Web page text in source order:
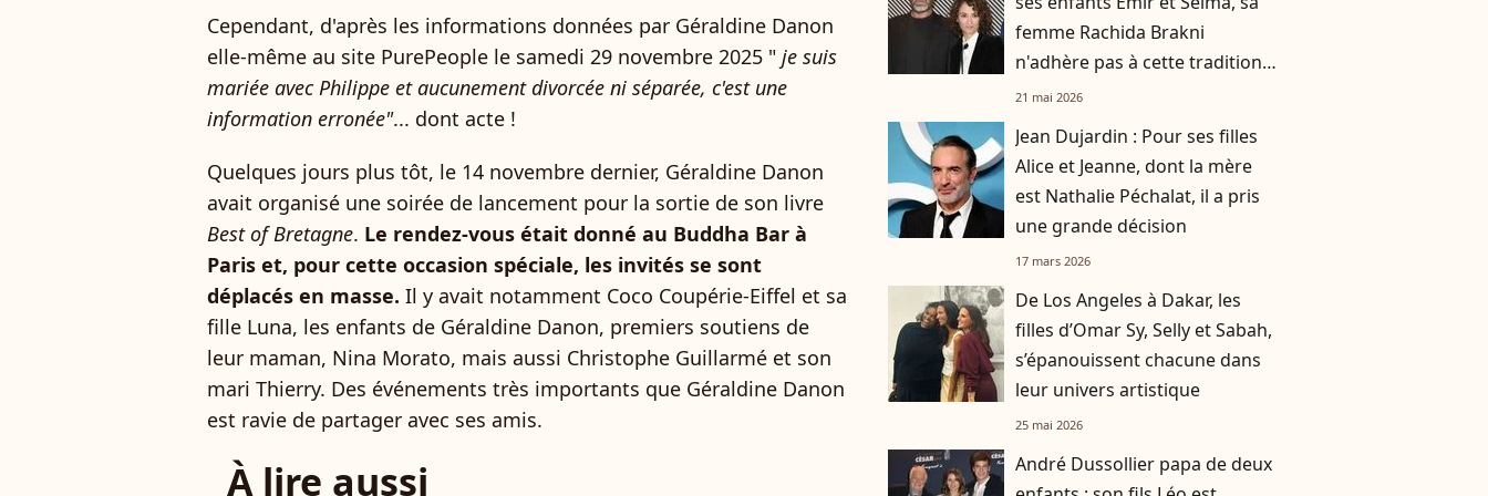
Cependant, d'après les informations données par Géraldine Danon
elle-même au site PurePeople le samedi 29 novembre 2025 " je suis
mariée avec Philippe et aucunement divorcée ni séparée, c'est une
information erronée"... dont acte !
Quelques jours plus tôt, le 14 novembre dernier, Géraldine Danon
avait organisé une soirée de lancement pour la sortie de son livre
Best of Bretagne. Le rendez-vous était donné au Buddha Bar à
Paris et, pour cette occasion spéciale, les invités se sont
déplacés en masse. Il y avait notamment Coco Coupérie-Eiffel et sa
fille Luna, les enfants de Géraldine Danon, premiers soutiens de
leur maman, Nina Morato, mais aussi Christophe Guillarmé et son
mari Thierry. Des événements très importants que Géraldine Danon
est ravie de partager avec ses amis.
À lire aussi
femme Rachida Brakni
n'adhère pas à cette tradition
familiale, "je tente de lui faire
21 mai 2026
Jean Dujardin : Pour ses filles
Alice et Jeanne, dont la mère
est Nathalie Péchalat, il a pris
une grande décision
17 mars 2026
De Los Angeles à Dakar, les
filles d’Omar Sy, Selly et Sabah,
s’épanouissent chacune dans
leur univers artistique
25 mai 2026
André Dussollier papa de deux